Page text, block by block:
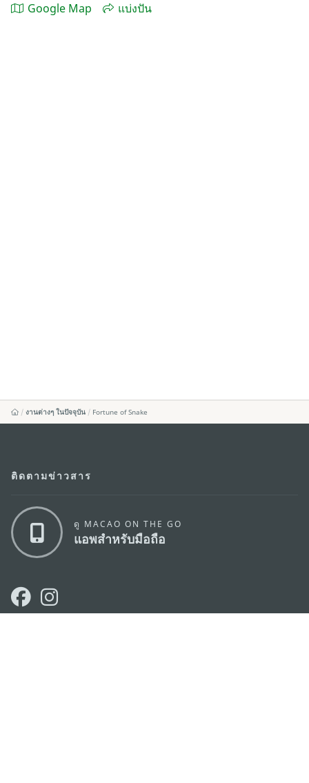
Google Map แบ่งปัน
งานต่างๆ ในปัจจุบัน Fortune of Snake
ติดตามข่าวสาร
ดู MACAO ON THE GO
แอพสำหรับมือถือ